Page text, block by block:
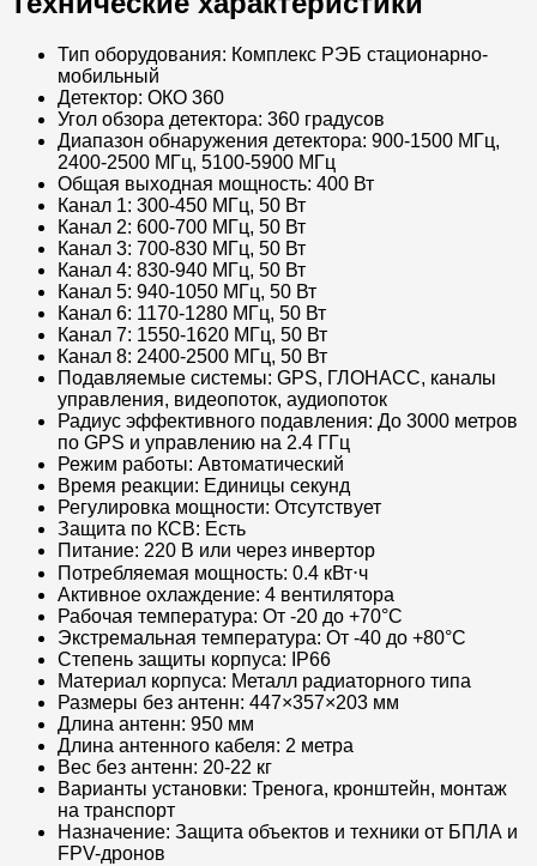
Тип оборудования: Комплекс РЭБ стационарно-
мобильный
Детектор: ОКО 360
Угол обзора детектора: 360 градусов
Диапазон обнаружения детектора: 900-1500 МГц,
2400-2500 МГц, 5100-5900 МГц
Общая выходная мощность: 400 Вт
Канал 1: 300-450 МГц, 50 Вт
Канал 2: 600-700 МГц, 50 Вт
Канал 3: 700-830 МГц, 50 Вт
Канал 4: 830-940 МГц, 50 Вт
Канал 5: 940-1050 МГц, 50 Вт
Канал 6: 1170-1280 МГц, 50 Вт
Канал 7: 1550-1620 МГц, 50 Вт
Канал 8: 2400-2500 МГц, 50 Вт
Подавляемые системы: GPS, ГЛОНАСС, каналы
управления, видеопоток, аудиопоток
Радиус эффективного подавления: До 3000 метров
по GPS и управлению на 2.4 ГГц
Режим работы: Автоматический
Время реакции: Единицы секунд
Регулировка мощности: Отсутствует
Защита по КСВ: Есть
Питание: 220 В или через инвертор
Потребляемая мощность: 0.4 кВт⋅ч
Активное охлаждение: 4 вентилятора
Рабочая температура: От -20 до +70°C
Экстремальная температура: От -40 до +80°C
Степень защиты корпуса: IP66
Материал корпуса: Металл радиаторного типа
Размеры без антенн: 447×357×203 мм
Длина антенн: 950 мм
Длина антенного кабеля: 2 метра
Вес без антенн: 20-22 кг
Варианты установки: Тренога, кронштейн, монтаж
на транспорт
Назначение: Защита объектов и техники от БПЛА и
FPV-дронов